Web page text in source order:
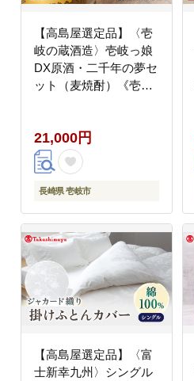
【高島屋選定品】〈壱
岐の蔵酒造〉壱岐っ娘
DX原酒・二千年の夢セ
ット（麦焼酎）《壱岐
21,000円
長崎県 壱岐市
【高島屋選定品】〈富
士新幸九州〉シングル